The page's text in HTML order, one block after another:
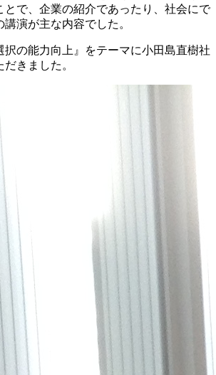
とで、企業の紹介であったり、社会にで
演が主な内容でした。
択の能力向上』をテーマに小田島直樹社
きました。